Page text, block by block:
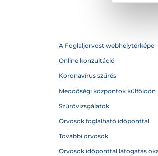
A Foglaljorvost webhelytérképe
Online konzultáció
Koronavírus szűrés
Meddőségi központok külföldön
Szűrővizsgálatok
Orvosok foglalható időponttal
További orvosok
Orvosok időponttal látogatás